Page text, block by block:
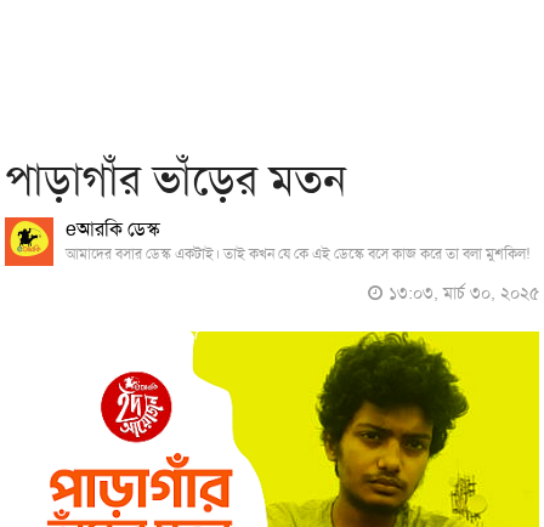
পাড়াগাঁর ভাঁড়ের মতন
eআরকি ডেস্ক
আমাদের বসার ডেস্ক একটাই। তাই কখন যে কে এই ডেস্কে বসে কাজ করে তা বলা মুশকিল!
১৩:০৩, মার্চ ৩০, ২০২৫